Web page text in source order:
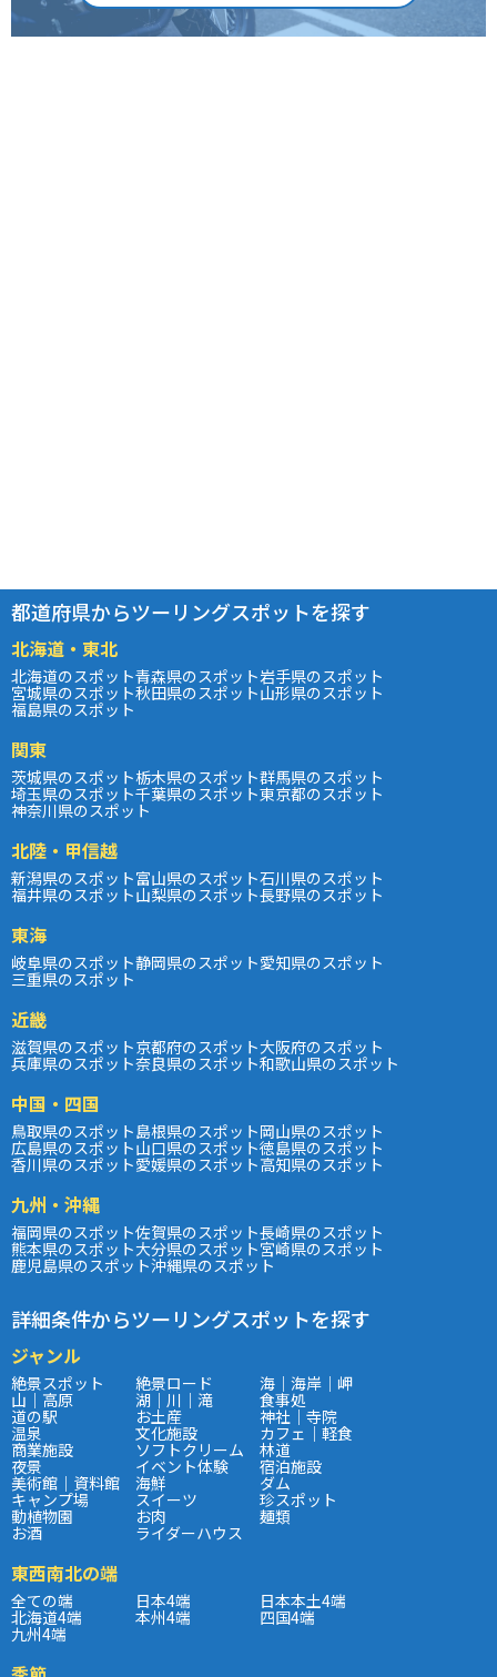
都道府県からツーリングスポットを探す
北海道・東北
北海道のスポット青森県のスポット岩手県のスポット
宮城県のスポット秋田県のスポット山形県のスポット
福島県のスポット
関東
茨城県のスポット栃木県のスポット群馬県のスポット
埼玉県のスポット千葉県のスポット東京都のスポット
神奈川県のスポット
北陸・甲信越
新潟県のスポット富山県のスポット石川県のスポット
福井県のスポット山梨県のスポット長野県のスポット
東海
岐阜県のスポット静岡県のスポット愛知県のスポット
三重県のスポット
近畿
滋賀県のスポット京都府のスポット大阪府のスポット
兵庫県のスポット奈良県のスポット和歌山県のスポット
中国・四国
鳥取県のスポット島根県のスポット岡山県のスポット
広島県のスポット山口県のスポット徳島県のスポット
香川県のスポット愛媛県のスポット高知県のスポット
九州・沖縄
福岡県のスポット佐賀県のスポット長崎県のスポット
熊本県のスポット大分県のスポット宮崎県のスポット
鹿児島県のスポット沖縄県のスポット
詳細条件からツーリングスポットを探す
ジャンル
絶景スポット 絶景ロード 海｜海岸｜岬
山｜高原 湖｜川｜滝 食事処
道の駅 お土産 神社｜寺院
温泉 文化施設 カフェ｜軽食
商業施設 ソフトクリーム 林道
夜景 イベント体験 宿泊施設
美術館｜資料館 海鮮 ダム
キャンプ場 スイーツ 珍スポット
動植物園 お肉 麺類
お酒 ライダーハウス
東西南北の端
全ての端 日本4端 日本本土4端
北海道4端 本州4端 四国4端
九州4端